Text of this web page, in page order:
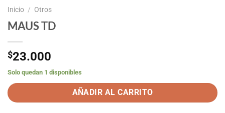
Inicio / Otros
MAUS TD
$23.000
Solo quedan 1 disponibles
AÑADIR AL CARRITO